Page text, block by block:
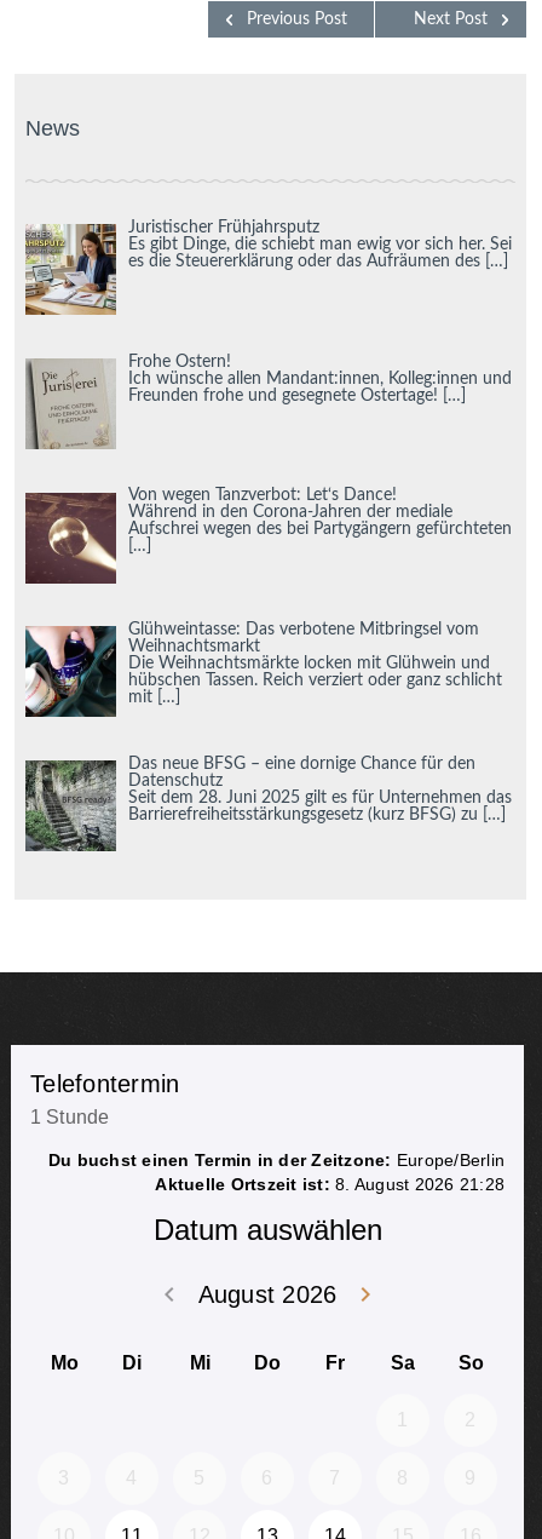
Next Post
Previous Post
News
Juristischer Frühjahrsputz
Es gibt Dinge, die schiebt man ewig vor sich her. Sei
es die Steuererklärung oder das Aufräumen des
[…]
Frohe Ostern!
Ich wünsche allen Mandant:innen, Kolleg:innen und
Freunden frohe und gesegnete Ostertage! […]
Von wegen Tanzverbot: Let‘s Dance!
Während in den Corona-Jahren der mediale
Aufschrei wegen des bei Partygängern gefürchteten
[…]
Glühweintasse: Das verbotene Mitbringsel vom
Weihnachtsmarkt
Die Weihnachtsmärkte locken mit Glühwein und
hübschen Tassen. Reich verziert oder ganz schlicht
mit
[…]
Das neue BFSG – eine dornige Chance für den
Datenschutz
Seit dem 28. Juni 2025 gilt es für Unternehmen das
Barrierefreiheitsstärkungsgesetz (kurz BFSG) zu
[…]